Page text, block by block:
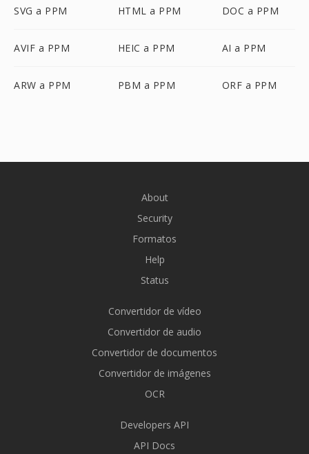
SVG a PPM HTML a PPM DOC a PPM
AVIF a PPM HEIC a PPM AI a PPM
ARW a PPM PBM a PPM ORF a PPM
About
Security
Formatos
Help
Status
Convertidor de vídeo
Convertidor de audio
Convertidor de documentos
Convertidor de imágenes
OCR
Developers API
API Docs